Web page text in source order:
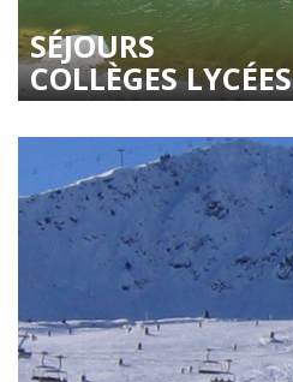
SÉJOURS
COLLÈGES LYCÉES